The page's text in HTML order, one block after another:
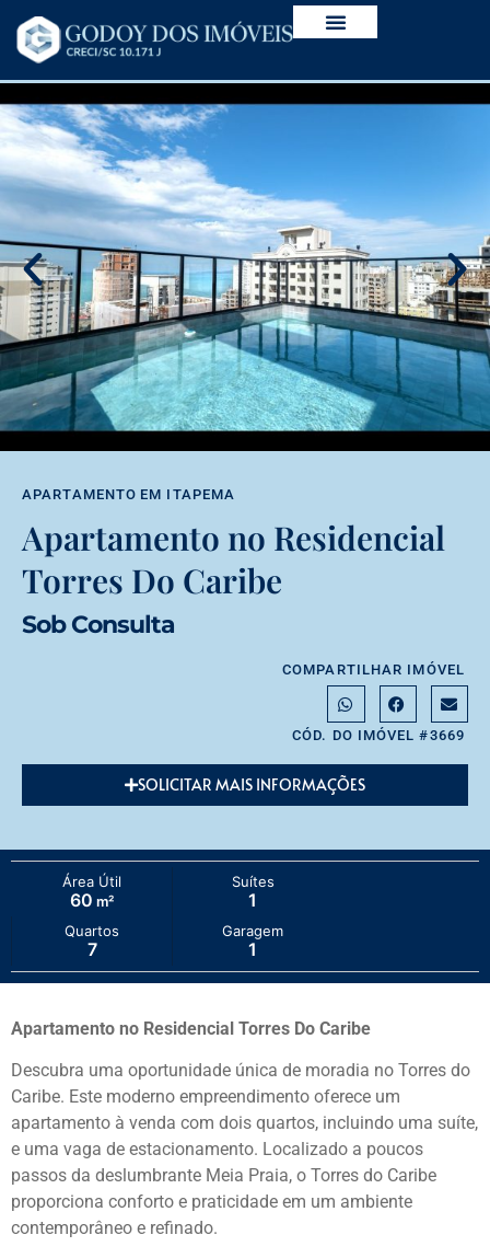
APARTAMENTO EM ITAPEMA
Apartamento no Residencial
Torres Do Caribe
Sob Consulta
COMPARTILHAR IMÓVEL
CÓD. DO IMÓVEL #3669
SOLICITAR MAIS INFORMAÇÕES
Área Útil
60 m²
Suítes
1
Quartos
7
Garagem
1
Apartamento no Residencial Torres Do Caribe
Descubra uma oportunidade única de moradia no Torres do
Caribe. Este moderno empreendimento oferece um
apartamento à venda com dois quartos, incluindo uma suíte,
e uma vaga de estacionamento. Localizado a poucos
passos da deslumbrante Meia Praia, o Torres do Caribe
proporciona conforto e praticidade em um ambiente
contemporâneo e refinado.